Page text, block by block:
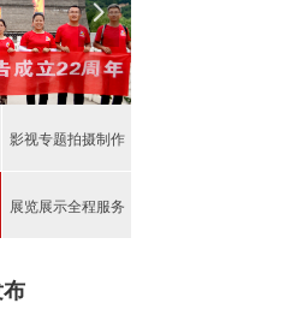
넲
影视专题拍摄制作
展览展示全程服务